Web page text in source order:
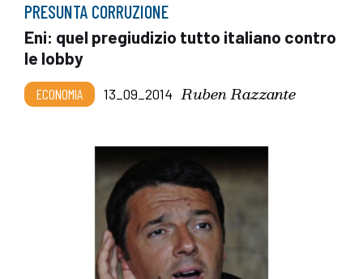
PRESUNTA CORRUZIONE
Eni: quel pregiudizio tutto italiano contro
le lobby
ECONOMIA 13_09_2014 Ruben Razzante